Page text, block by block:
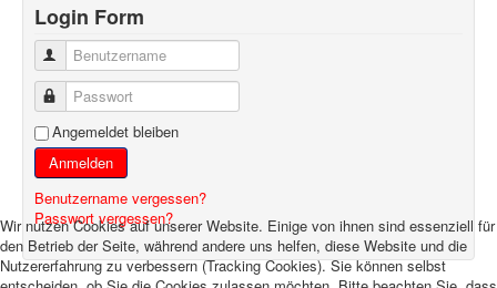
Login Form
Benutzername
Passwort
Angemeldet bleiben
Anmelden
Benutzername vergessen?
Passwort vergessen?
Wir nutzen Cookies auf unserer Website. Einige von ihnen sind essenziell für
den Betrieb der Seite, während andere uns helfen, diese Website und die
Nutzererfahrung zu verbessern (Tracking Cookies). Sie können selbst